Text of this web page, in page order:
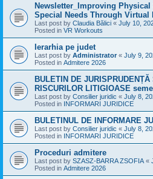
Newsletter_Improving
Special Needs Through Virtual
Last post by Claudia Bălici « July 10,
Posted in VR Workouts
Ierarhia pe judet
Last post by Administrator « July 9,
Posted in Admitere 2026
BULETIN DE
RISCURILOR LITIGIOASE
Last post by Consilier juridic « July 8,
Posted in INFORMARI JURIDICE
BULETINUL DE INFORMARE
Last post by Consilier juridic « July 8,
Posted in INFORMARI JURIDICE
Proceduri admitere
Last post by SZASZ-BARRA ZSOFIA «
Posted in Admitere 2026